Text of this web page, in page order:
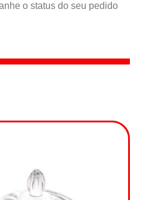
o status do seu pedido